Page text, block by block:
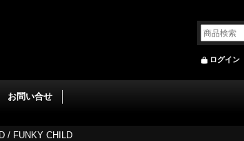
ログイン
お問い合せ
/ FUNKY CHILD